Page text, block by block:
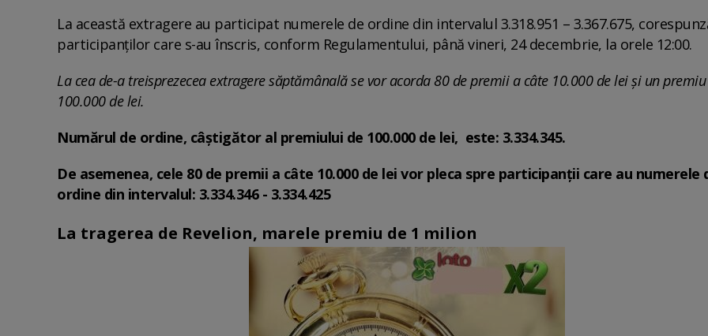
La această extragere au participat numerele de ordine din intervalul 3.318.951 – 3.367.675,
participanților care s-au înscris, conform Regulamentului, până vineri, 24 decembrie, la orele 12:00.
La cea de-a treisprezecea extragere săptămânală se vor acorda 80 de premii a câte 10.000 de lei și un
100.000 de lei.
Numărul de ordine, câștigător al premiului de 100.000 de lei, este: 3.334.345.
De asemenea, cele 80 de premii a câte 10.000 de lei vor pleca spre participanții care au numerele
ordine din intervalul: 3.334.346 - 3.334.425
La tragerea de Revelion, marele premiu de 1 milion